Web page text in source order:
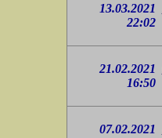
13.03.2021
22:02
21.02.2021
16:50
07.02.2021